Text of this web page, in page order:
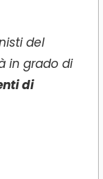
del
in grado di
di